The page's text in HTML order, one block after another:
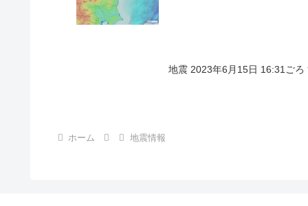
地震 2023年6月15日 16:31ご
ホーム 地震情報